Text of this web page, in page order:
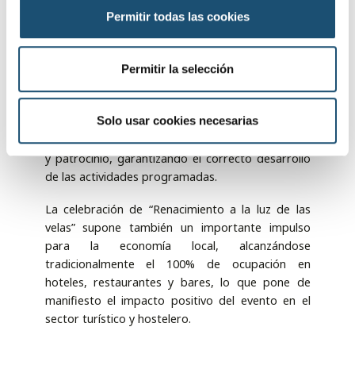
n
Permitir todas las cookies
Permitir la selección
Solo usar cookies necesarias
enriqueciendo la experiencia de vecinos y
visitantes.
Compromiso institucional y respaldo del sector
El Ayuntamiento de Baeza, junto a otras
instituciones y patrocinadores, será parte activa
de esta novena edición mediante su colaboración
y patrocinio, garantizando el correcto desarrollo
de las actividades programadas.
La celebración de “Renacimiento a la luz de las
velas” supone también un importante impulso
para la economía local, alcanzándose
tradicionalmente el 100% de ocupación en
hoteles, restaurantes y bares, lo que pone de
manifiesto el impacto positivo del evento en el
sector turístico y hostelero.